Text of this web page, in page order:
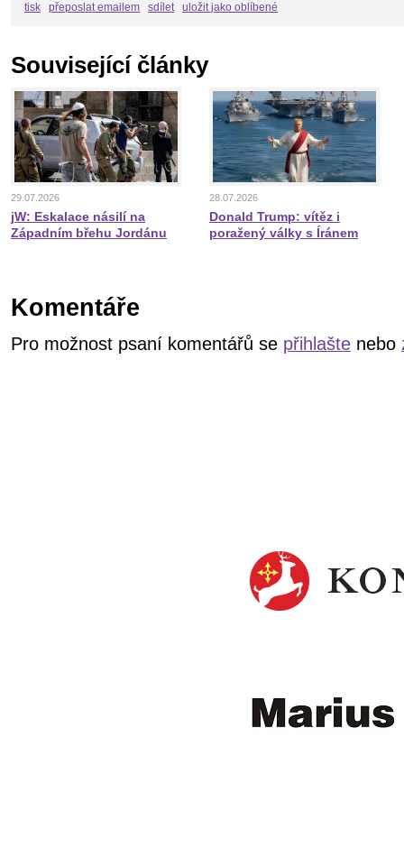
tisk přeposlat emailem sdílet uložit jako oblíbené
Související články
29.07.2026
jW: Eskalace násilí na
Západním břehu Jordánu
28.07.2026
Donald Trump: vítěz i
poražený války s Íránem
Komentáře
Pro možnost psaní komentářů se přihlašte nebo